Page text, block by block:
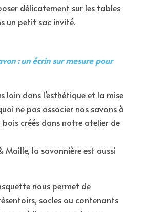
délicatement sur les tables
un petit sac invité.
: un écrin sur mesure pour
loin dans l’esthétique et la mise
ne pas associer nos savons à
bois créés dans notre atelier de
Maille, la savonnière est aussi
nous permet de
socles ou contenants